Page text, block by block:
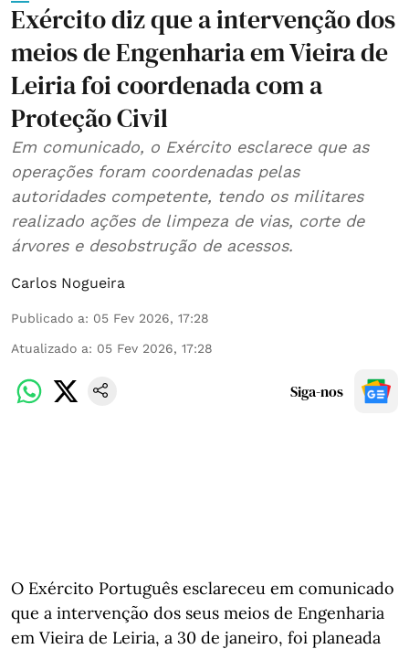
Exército diz que a intervenção dos
meios de Engenharia em Vieira de
Leiria foi coordenada com a
Proteção Civil
Em comunicado, o Exército esclarece que as
operações foram coordenadas pelas
autoridades competente, tendo os militares
realizado ações de limpeza de vias, corte de
árvores e desobstrução de acessos.
Carlos Nogueira
Publicado a: 05 Fev 2026, 17:28
Atualizado a: 05 Fev 2026, 17:28
Siga-nos
O Exército Português esclareceu em comunicado
que a intervenção dos seus meios de Engenharia
em Vieira de Leiria, a 30 de janeiro, foi planeada